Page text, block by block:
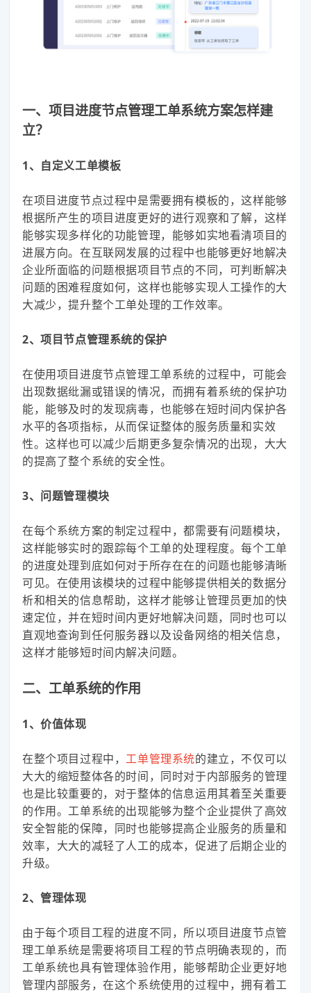
一、项目进度节点管理工单系统方案怎样建
立？
1、自定义工单模板
在项目进度节点过程中是需要拥有模板的，这样能够
根据所产生的项目进度更好的进行观察和了解，这样
能够实现多样化的功能管理，能够如实地看清项目的
进展方向。在互联网发展的过程中也能够更好地解决
企业所面临的问题根据项目节点的不同，可判断解决
问题的困难程度如何，这样也能够实现人工操作的大
大减少，提升整个工单处理的工作效率。
2、项目节点管理系统的保护
在使用项目进度节点管理工单系统的过程中，可能会
出现数据纰漏或错误的情况，而拥有着系统的保护功
能，能够及时的发现病毒，也能够在短时间内保护各
水平的各项指标，从而保证整体的服务质量和实效
性。这样也可以减少后期更多复杂情况的出现，大大
的提高了整个系统的安全性。
3、问题管理模块
在每个系统方案的制定过程中，都需要有问题模块，
这样能够实时的跟踪每个工单的处理程度。每个工单
的进度处理到底如何对于所存在在的问题也能够清晰
可见。在使用该模块的过程中能够提供相关的数据分
析和相关的信息帮助，这样才能够让管理员更加的快
速定位，并在短时间内更好地解决问题，同时也可以
直观地查询到任何服务器以及设备网络的相关信息，
这样才能够短时间内解决问题。
二、工单系统的作用
1、价值体现
在整个项目过程中，工单管理系统的建立，不仅可以
大大的缩短整体各的时间，同时对于内部服务的管理
也是比较重要的，对于整体的信息运用其着至关重要
的作用。工单系统的出现能够为整个企业提供了高效
安全智能的保障，同时也能够提高企业服务的质量和
效率，大大的减轻了人工的成本，促进了后期企业的
升级。
2、管理体现
由于每个项目工程的进度不同，所以项目进度节点管
理工单系统是需要将项目工程的节点明确表现的，而
工单系统也具有管理体验作用，能够帮助企业更好地
管理内部服务，在这个系统使用的过程中，拥有着工